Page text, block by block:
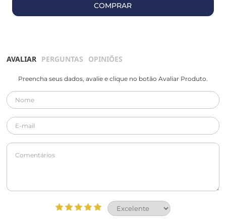
COMPRAR
AVALIAR PERGUNTAS OPINIÕES
Preencha seus dados, avalie e clique no botão Avaliar Produto.